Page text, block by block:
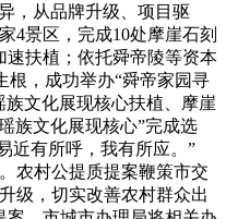
，从品牌升级、项目驱
4景区，完成10处摩崖石刻
速扶植；依托舜帝陵等资本
根，成功举办“舜帝家园寻
文化展现核心扶植、摩崖
族文化展现核心”完成选
近有所呼，我有所应。”
农村公提质提案鞭策市交
级，切实改善农村群众出